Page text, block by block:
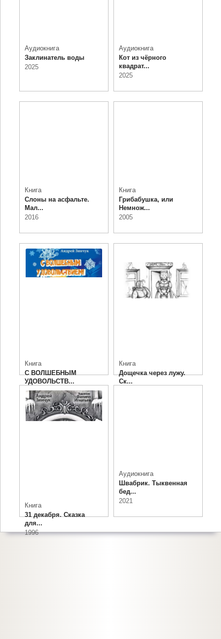
Аудиокнига
Заклинатель воды
2025
Аудиокнига
Кот из чёрного
квадрат...
2025
Книга
Слоны на асфальте.
Мал...
2016
Книга
Грибабушка, или
Немнож...
2005
Книга
С ВОЛШЕБНЫМ
УДОВОЛЬСТВ...
1997
Книга
Дощечка через лужу.
Ск...
Книга
31 декабря. Сказка
для...
1996
Аудиокнига
Швабрик. Тыквенная
бед...
2021